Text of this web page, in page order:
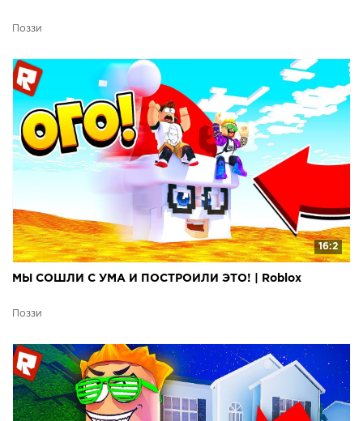
Поззи
16:2
МЫ СОШЛИ С УМА И ПОСТРОИЛИ ЭТО! | Roblox
Поззи